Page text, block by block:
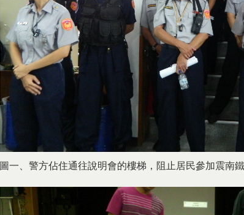
圖一、警方佔住通往說明會的樓梯，阻止居民參加震南